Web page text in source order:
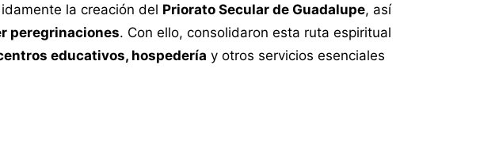
la creación del Priorato Secular de Guadalupe, así
peregrinaciones. Con ello, consolidaron esta ruta espiritual
educativos, hospedería y otros servicios esenciales